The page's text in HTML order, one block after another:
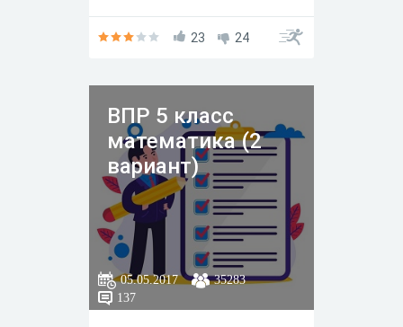
23 24
ВПР 5 класс
математика (2
вариант)
05.05.2017
35283
137